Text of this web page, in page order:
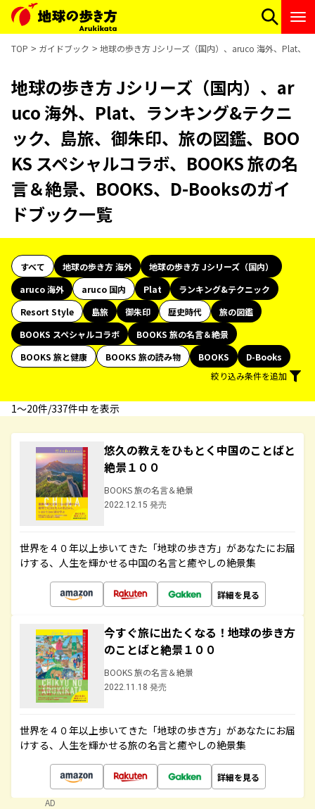
TOP ガイドブック 地球の歩き方 Jシリーズ（国内）、aruco 海外、Plat、
地球の歩き方 Jシリーズ（国内）、ar
uco 海外、Plat、ランキング&テクニ
ック、島旅、御朱印、旅の図鑑、BOO
KS スペシャルコラボ、BOOKS 旅の名
言＆絶景、BOOKS、D-Booksのガイ
ドブック一覧
すべて 地球の歩き方 海外
地球の歩き方 Jシリーズ（国内）
aruco 海外
aruco 国内 Plat
ランキング&テクニック
Resort Style
島旅 御朱印 歴史時代
旅の図鑑
BOOKS スペシャルコラボ
BOOKS 旅の名言＆絶景
BOOKS 旅と健康
BOOKS 旅の読み物 BOOKS
D-Books
絞り込み条件を追加
1〜20件/337件中 を表示
悠久の教えをひもとく中国のことばと
絶景１００
BOOKS 旅の名言＆絶景
2022.12.15 発売
世界を４０年以上歩いてきた「地球の歩き方」があなたにお届
けする、人生を輝かせる中国の名言と癒やしの絶景集
詳細を見る
今すぐ旅に出たくなる！地球の歩き方
のことばと絶景１００
BOOKS 旅の名言＆絶景
2022.11.18 発売
世界を４０年以上歩いてきた「地球の歩き方」があなたにお届
けする、人生を輝かせる旅の名言と癒やしの絶景集
詳細を見る
AD